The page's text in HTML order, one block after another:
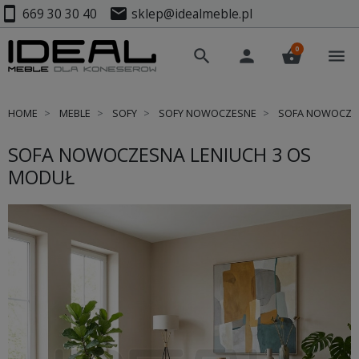
smartphone 669 30 30 40 mail sklep@idealmeble.pl
search person shopping_basket
0 menu
HOME MEBLE SOFY SOFY NOWOCZESNE SOFA
SOFA NOWOCZESNA LENIUCH 3 OS
MODUŁ